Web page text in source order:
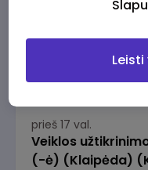
prieš 17 val.
Veiklos
(-ė) (Klaipėda)